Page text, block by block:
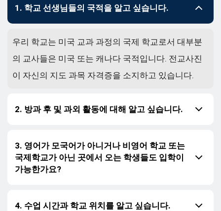
1. 학교 선생님들의 국적을 알고 싶습니다.
우리 학교는 미국 교과 과정의 국제 학교로서 대부분
의 교사들은 미국 또는 캐나다 국적입니다. 전교사진
이 자신의 지도 과목 자격증을 소지하고 있습니다.
2. 방과 후 및 과외 활동에 대해 알고 싶습니다.
3. 영어가 모국어가 아니거나 비영어 학교 또는
국제학교가 아닌 곳에서 오는 학생들도 입학이
가능한가요?
4. 수업 시간과 학교 위치를 알고 싶습니다.